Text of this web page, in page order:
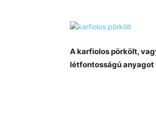
A karfiolos pörkölt,
létfontosságú